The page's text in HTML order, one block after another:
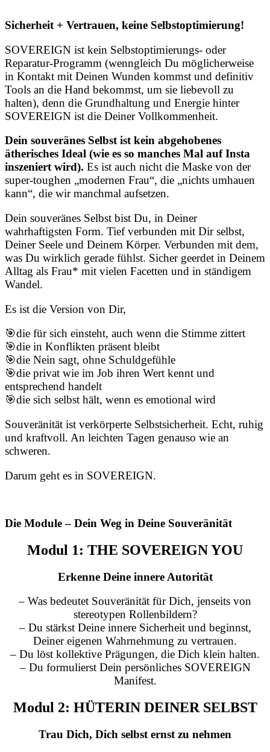
Sicherheit + Vertrauen, keine Selbstoptimierung!
SOVEREIGN ist kein Selbstoptimierungs- oder
Reparatur-Programm (wenngleich Du möglicherweise
in Kontakt mit Deinen Wunden kommst und definitiv
Tools an die Hand bekommst, um sie liebevoll zu
halten), denn die Grundhaltung und Energie hinter
SOVEREIGN ist die Deiner Vollkommenheit.
Dein souveränes Selbst ist kein abgehobenes
ätherisches Ideal (wie es so manches Mal auf Insta
inszeniert wird). Es ist auch nicht die Maske von der
super-toughen „modernen Frau“, die „nichts umhauen
kann“, die wir manchmal aufsetzen.
Dein souveränes Selbst bist Du, in Deiner
wahrhaftigsten Form. Tief verbunden mit Dir selbst,
Deiner Seele und Deinem Körper. Verbunden mit dem,
was Du wirklich gerade fühlst. Sicher geerdet in Deinem
Alltag als Frau* mit vielen Facetten und in ständigem
Wandel.
Es ist die Version von Dir,
🎯die für sich einsteht, auch wenn die Stimme zittert
🎯die in Konflikten präsent bleibt
🎯die Nein sagt, ohne Schuldgefühle
🎯die privat wie im Job ihren Wert kennt und
entsprechend handelt
🎯die sich selbst hält, wenn es emotional wird
Souveränität ist verkörperte Selbstsicherheit. Echt, ruhig
und kraftvoll. An leichten Tagen genauso wie an
schweren.
Darum geht es in SOVEREIGN.
Die Module – Dein Weg in Deine Souveränität
Modul 1: THE SOVEREIGN YOU
Erkenne Deine innere Autorität
– Was bedeutet Souveränität für Dich, jenseits von
stereotypen Rollenbildern?
– Du stärkst Deine innere Sicherheit und beginnst,
Deiner eigenen Wahrnehmung zu vertrauen.
– Du löst kollektive Prägungen, die Dich klein halten.
– Du formulierst Dein persönliches SOVEREIGN
Manifest.
Modul 2: HÜTERIN DEINER SELBST
Trau Dich, Dich selbst ernst zu nehmen